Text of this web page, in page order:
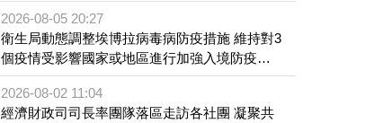
2026-08-05 20:27
衛生局動態調整埃博拉病毒病防疫措施 維持對3
個疫情受影響國家或地區進行加強入境防疫措
施
2026-08-02 11:04
經濟財政司司長率團隊落區走訪各社團 凝聚共